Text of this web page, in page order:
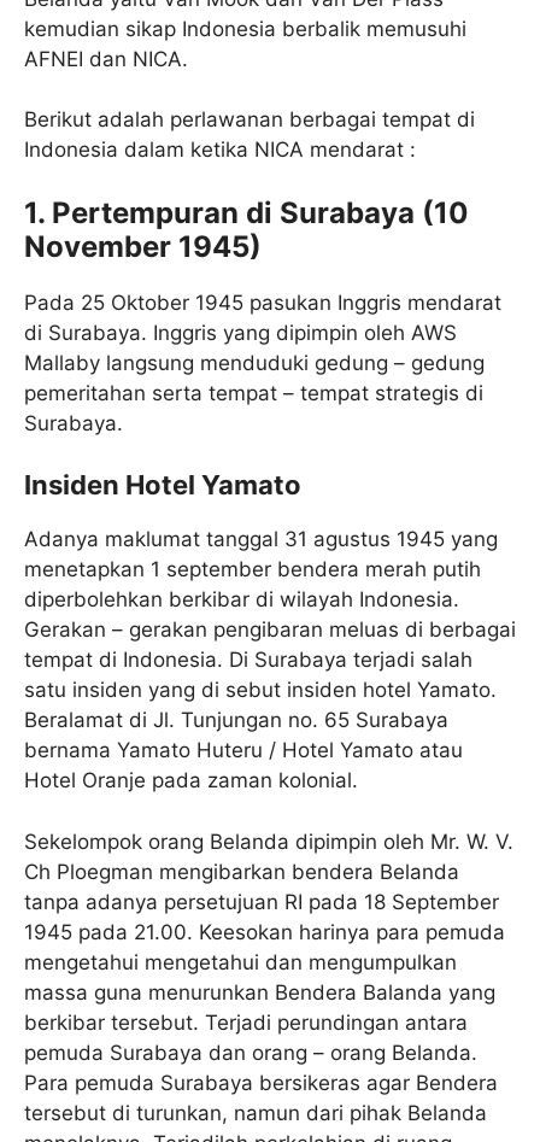
kemudian sikap Indonesia berbalik memusuhi
AFNEI dan NICA.
Berikut adalah perlawanan berbagai tempat di
Indonesia dalam ketika NICA mendarat :
1. Pertempuran di Surabaya (10
November 1945)
Pada 25 Oktober 1945 pasukan Inggris mendarat
di Surabaya. Inggris yang dipimpin oleh AWS
Mallaby langsung menduduki gedung – gedung
pemeritahan serta tempat – tempat strategis di
Surabaya.
Insiden Hotel Yamato
Adanya maklumat tanggal 31 agustus 1945 yang
menetapkan 1 september bendera merah putih
diperbolehkan berkibar di wilayah Indonesia.
Gerakan – gerakan pengibaran meluas di berbagai
tempat di Indonesia. Di Surabaya terjadi salah
satu insiden yang di sebut insiden hotel Yamato.
Beralamat di Jl. Tunjungan no. 65 Surabaya
bernama Yamato Huteru / Hotel Yamato atau
Hotel Oranje pada zaman kolonial.
Sekelompok orang Belanda dipimpin oleh Mr. W. V.
Ch Ploegman mengibarkan bendera Belanda
tanpa adanya persetujuan RI pada 18 September
1945 pada 21.00. Keesokan harinya para pemuda
mengetahui mengetahui dan mengumpulkan
massa guna menurunkan Bendera Balanda yang
berkibar tersebut. Terjadi perundingan antara
pemuda Surabaya dan orang – orang Belanda.
Para pemuda Surabaya bersikeras agar Bendera
tersebut di turunkan, namun dari pihak Belanda